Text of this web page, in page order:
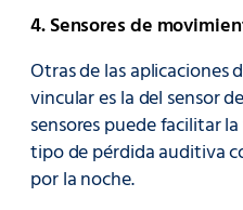
4. Sensores de
Otras de las aplicaciones
vincular es la del sensor
sensores puede facilitar
tipo de pérdida auditiva
por la noche.